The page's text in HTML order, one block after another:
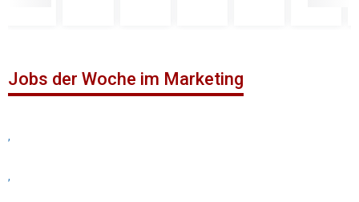
Jobs der Woche im Marketing
,
,